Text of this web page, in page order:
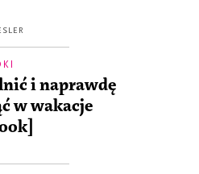
i naprawdę
w wakacje